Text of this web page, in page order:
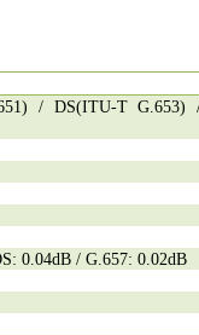
/ DS(ITU-T G.653)
0.04dB / G.657: 0.02dB